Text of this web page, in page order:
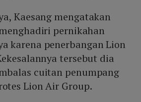
Kaesang mengatakan
pernikahan
karena penerbangan Lion
tersebut dia
cuitan penumpang
Lion Air Group.